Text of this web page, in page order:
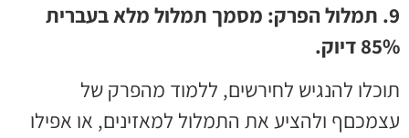
9. תמלול הפרק: מסמך תמלול מלא בעברית
85% דיוק.
תוכלו להנגיש לחירשים, ללמוד מהפרק של
עצמכםף ולהציע את התמלול למאזינים, או אפילו